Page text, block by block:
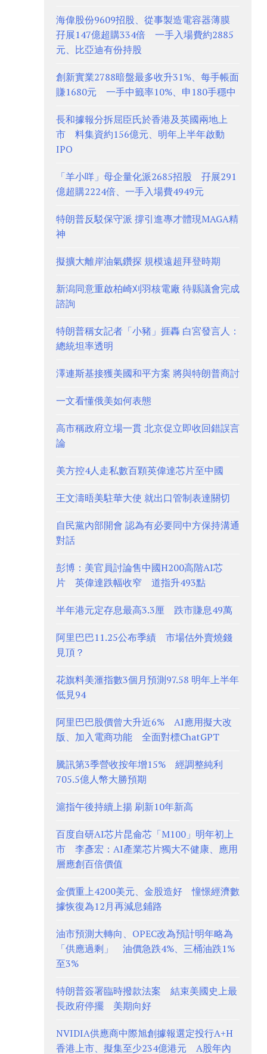
海偉股份9609招股、從事製造電容器薄膜
孖展147億超購334倍 一手入場費約2885
元、比亞迪有份持股
創新實業2788暗盤最多收升31%、每手帳面
賺1680元 一手中籤率10%、申180手穩中
長和據報分拆屈臣氏於香港及英國兩地上
市 料集資約156億元、明年上半年啟動
IPO
「羊小咩」母企量化派2685招股 孖展291
億超購2224倍、一手入場費4949元
特朗普反駁保守派 撐引進專才體現MAGA精
神
擬擴大離岸油氣鑽探 規模遠超拜登時期
新潟同意重啟柏崎刈羽核電廠 待縣議會完成
諮詢
特朗普稱女記者「小豬」捱轟 白宮發言人：
總統坦率透明
澤連斯基接獲美國和平方案 將與特朗普商討
一文看懂俄美如何表態
高市稱政府立場一貫 北京促立即收回錯誤言
論
美方控4人走私數百顆英偉達芯片至中國
王文濤晤美駐華大使 就出口管制表達關切
自民黨內部開會 認為有必要同中方保持溝通
對話
彭博：美官員討論售中國H200高階AI芯
片 英偉達跌幅收窄 道指升493點
半年港元定存息最高3.3厘 跌市賺息49萬
阿里巴巴11.25公布季績 市場估外賣燒錢
見頂？
花旗料美滙指數3個月預測97.58 明年上半年
低見94
阿里巴巴股價曾大升近6% AI應用擬大改
版、加入電商功能 全面對標ChatGPT
騰訊第3季營收按年增15% 經調整純利
705.5億人幣大勝預期
滬指午後持續上揚 刷新10年新高
百度自研AI芯片昆侖芯「M100」明年初上
市 李彥宏：AI產業芯片獨大不健康、應用
層應創百倍價值
金價重上4200美元、金股造好 憧憬經濟數
據恢復為12月再減息鋪路
油市預測大轉向、OPEC改為預計明年略為
「供應過剩」 油價急跌4%、三桶油跌1%
至3%
特朗普簽署臨時撥款法案 結束美國史上最
長政府停擺 美期向好
NVIDIA供應商中際旭創據報選定投行A+H
香港上市、擬集至少234億港元 A股年內